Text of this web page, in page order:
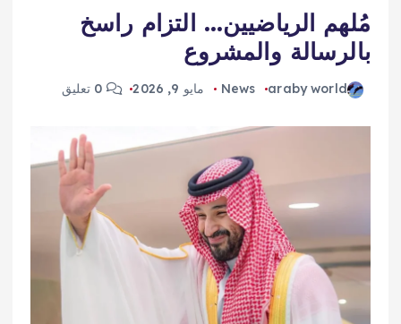
مُلهم الرياضيين… التزام راسخ
بالرسالة والمشروع
araby world
News مايو 9, 2026